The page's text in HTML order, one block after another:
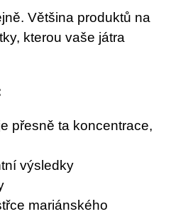
Většina produktů na
kterou vaše játra
přesně ta koncentrace,
výsledky
mariánského